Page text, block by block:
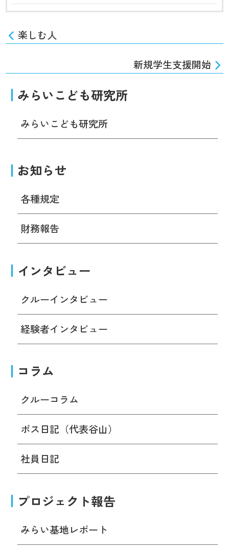
楽しむ人
新規学生支援開始
みらいこども研究所
みらいこども研究所
お知らせ
各種規定
財務報告
インタビュー
クルーインタビュー
経験者インタビュー
コラム
クルーコラム
ボス日記（代表谷山）
社員日記
プロジェクト報告
みらい基地レポート